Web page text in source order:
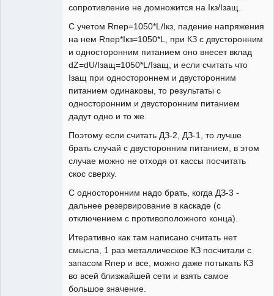
сопротивление не домножится на Iкз/Iзащ.
С учетом Rпер=1050*L/Iкз, падение напряжения
на нем Rпер*Iкз=1050*L, при КЗ с двусторонним
и односторонним питанием оно внесет вклад
dZ=dU/Iзащ=1050*L/Iзащ, и если считать что
Iзащ при одностороннем и двусторонним
питанием одинаковы, то результаты с
односторонним и двусторонним питанием
дадут одно и то же.
Поэтому если считать ДЗ-2, ДЗ-1, то лучше
брать случай с двусторонним питанием, в этом
случае можно не отходя от кассы посчитать
скос сверху.
С односторонним надо брать, когда ДЗ-3 -
дальнее резервирование в каскаде (с
отключением с противоположного конца).
Итеративно как там написано считать нет
смысла, 1 раз металлическое КЗ посчитали с
запасом Rпер и все, можно даже потыкать КЗ
во всей близжайшей сети и взять самое
большое значение.